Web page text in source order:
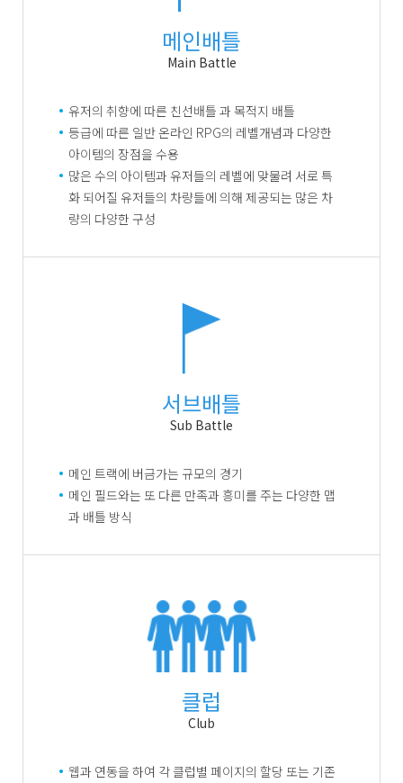
메인배틀
Main Battle
유저의 취향에 따른 친선배틀 과 목적지 배틀
등급에 따른 일반 온라인 RPG의 레벨개념과 다양한
아이템의 장점을 수용
많은 수의 아이템과 유저들의 레벨에 맞물려 서로 특
화 되어질 유저들의 차량들에 의해 제공되는 많은 차
량의 다양한 구성
서브배틀
Sub Battle
메인 트랙에 버금가는 규모의 경기
메인 필드와는 또 다른 만족과 흥미를 주는 다양한 맵
과 배틀 방식
클럽
Club
웹과 연동을 하여 각 클럽별 페이지의 할당 또는 기존